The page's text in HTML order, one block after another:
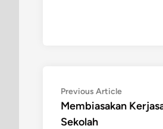
Post
navigation
Previous ArticlePrevious
article:
Membiasakan
Sekolah